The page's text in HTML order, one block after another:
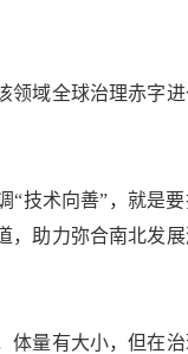
域全球治理赤字进
术向善”，就是
助力弥合南北发
量有大小，但在治